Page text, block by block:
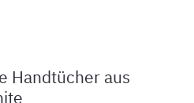
Handtücher aus